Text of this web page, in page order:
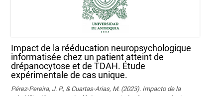
Impact de la rééducation neuropsychologique
informatisée chez un patient atteint de
drépanocytose et de TDAH. Étude
expérimentale de cas unique.
Pérez-Pereira, J. P., & Cuartas-Arias, M. (2023). Impacto de la